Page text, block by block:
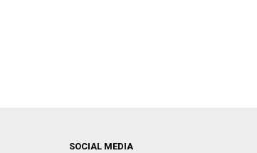
SOCIAL MEDIA